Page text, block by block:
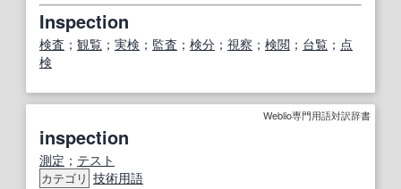
Inspection
検査 ； 観覧 ； 実検 ； 監査 ； 検分 ； 視察 ； 検閲 ； 台覧 ； 点
検
Weblio専門用語対訳辞書
inspection
測定 ； テスト
カテゴリ 技術用語